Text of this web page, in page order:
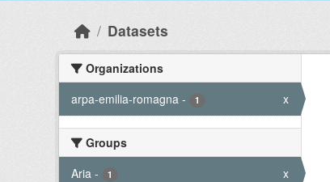
Datasets
Organizations
arpa-emilia-romagna - 1 x
Groups
Aria - 1 x